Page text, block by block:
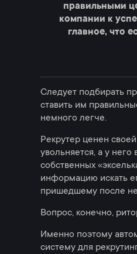
правильными
компании к
главное, что
Следует подбирать
ставить им
немного легче.
Рекрутер ценен
увольняется, а у него
собственных
информацию искать
пришедшему после
Вопрос, конечно,
Именно поэтому
систему для